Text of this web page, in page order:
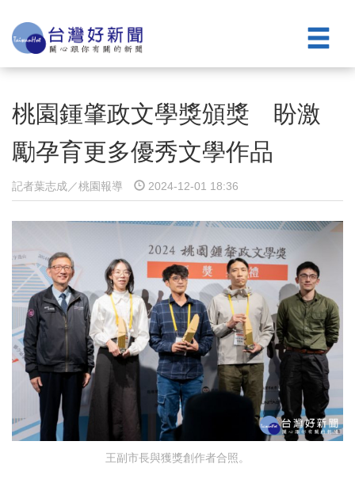
桃園鍾肇政文學獎頒獎 盼激
勵孕育更多優秀文學作品
記者葉志成／桃園報導 2024-12-01 18:36
王副市長與獲獎創作者合照。